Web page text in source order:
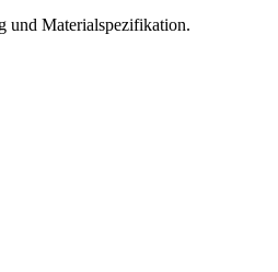
und Materialspezifikation.